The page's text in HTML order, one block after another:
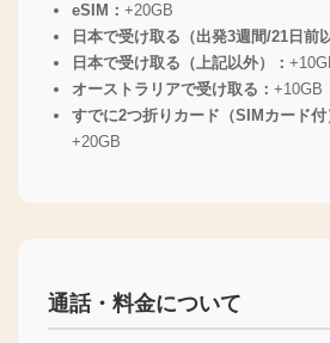
eSIM： +20GB
日本で受け取る（出発3週間/21日前
日本で受け取る（上記以外）：
オーストラリアで受け取る： +10GB
すでに2つ折りカード（SIMカード付
+20GB
通話・料金について